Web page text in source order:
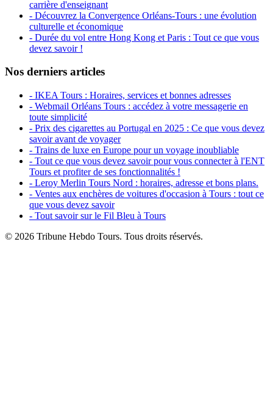
carrière d'enseignant
- Découvrez la Convergence Orléans-Tours : une évolution
culturelle et économique
- Durée du vol entre Hong Kong et Paris : Tout ce que vous
devez savoir !
Nos derniers articles
- IKEA Tours : Horaires, services et bonnes adresses
- Webmail Orléans Tours : accédez à votre messagerie en
toute simplicité
- Prix des cigarettes au Portugal en 2025 : Ce que vous devez
savoir avant de voyager
- Trains de luxe en Europe pour un voyage inoubliable
- Tout ce que vous devez savoir pour vous connecter à l'ENT
Tours et profiter de ses fonctionnalités !
- Leroy Merlin Tours Nord : horaires, adresse et bons plans.
- Ventes aux enchères de voitures d'occasion à Tours : tout ce
que vous devez savoir
- Tout savoir sur le Fil Bleu à Tours
© 2026 Tribune Hebdo Tours. Tous droits réservés.